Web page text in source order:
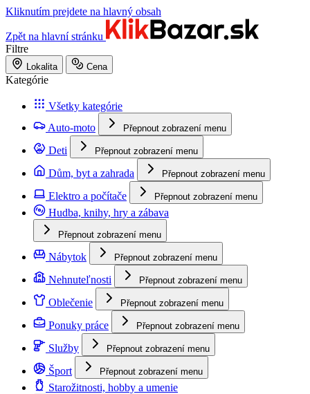
Kliknutím prejdete na hlavný obsah
Zpět na hlavní stránku
Filtre
Lokalita Cena
Kategórie
Všetky kategórie
Auto-moto
Přepnout zobrazení menu
Deti Přepnout zobrazení menu
Dům, byt a zahrada Přepnout zobrazení menu
Elektro a počítače Přepnout zobrazení menu
Hudba, knihy, hry a zábava
Přepnout zobrazení menu
Nábytok Přepnout zobrazení menu
Nehnuteľnosti Přepnout zobrazení menu
Oblečenie Přepnout zobrazení menu
Ponuky práce Přepnout zobrazení menu
Služby Přepnout zobrazení menu
Šport Přepnout zobrazení menu
Starožitnosti, hobby a umenie